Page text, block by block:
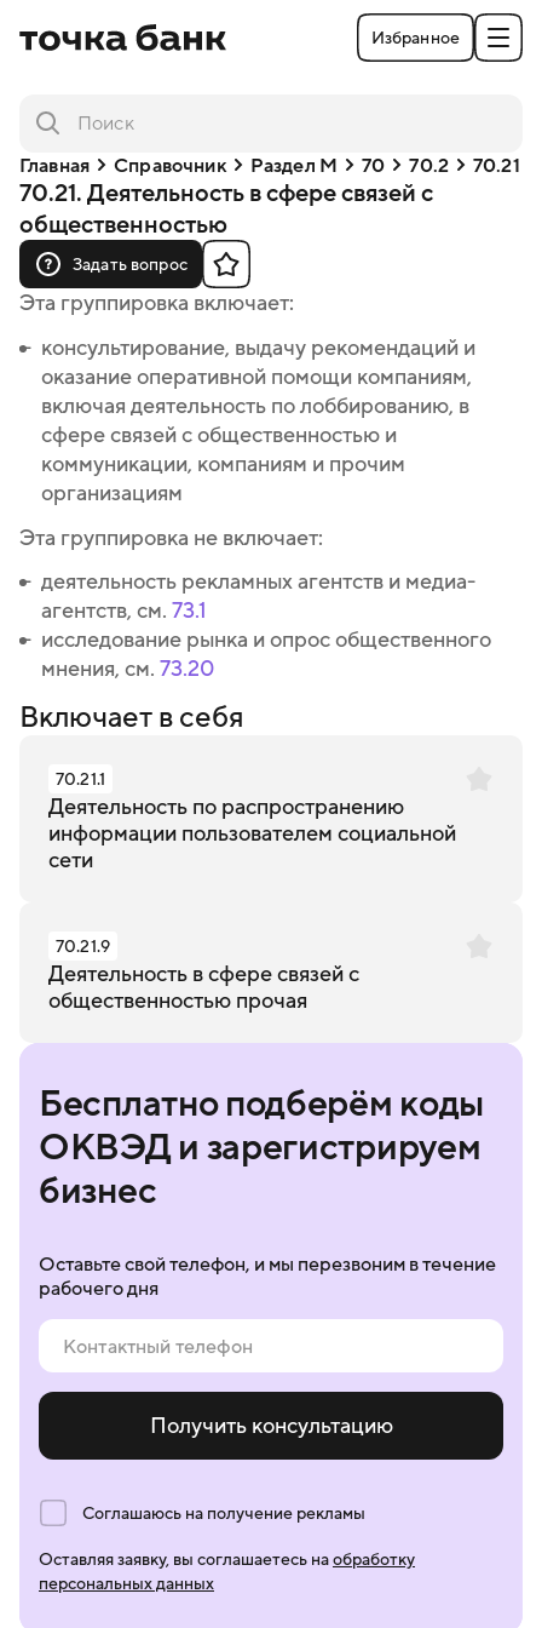
Избранное
Главная Справочник Раздел M 70 70.2 70.21
70.21. Деятельность в сфере связей с
общественностью
Задать вопрос
Эта группировка включает:
консультирование, выдачу рекомендаций и
оказание оперативной помощи компаниям,
включая деятельность по лоббированию, в
сфере связей с общественностью и
коммуникации, компаниям и прочим
организациям
Эта группировка не включает:
деятельность рекламных агентств и медиа-
агентств, см. 73.1
исследование рынка и опрос общественного
мнения, см. 73.20
Включает в себя
70.21.1
Деятельность по распространению
информации пользователем социальной
сети
70.21.9
Деятельность в сфере связей с
общественностью прочая
Бесплатно подберём коды
ОКВЭД и зарегистрируем
бизнес
Оставьте свой телефон, и мы перезвоним в течение
рабочего дня
Получить консультацию
Соглашаюсь на получение рекламы
Оставляя заявку, вы соглашаетесь наобработку
персональных данных